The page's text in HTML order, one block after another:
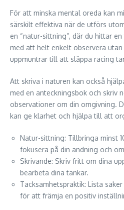
För att minska mental oreda kan
särskilt effektiva när de utförs
en “natur-sittning”, där du hittar
med att helt enkelt observera
uppmuntrar till att släppa racing
Att skriva i naturen kan också
med en anteckningsbok och skriv
observationer om din omgivning.
kan ge klarhet och hjälpa till att
Natur-sittning: Tillbringa minst
fokusera på din andning och
Skrivande: Skriv fritt om dina
bearbeta dina tankar.
Tacksamhetspraktik: Lista
för att främja en positiv